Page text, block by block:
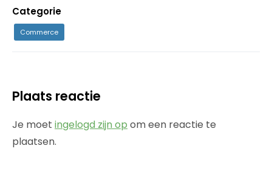
Categorie
Commerce
Plaats reactie
Je moet ingelogd zijn op om een reactie te
plaatsen.